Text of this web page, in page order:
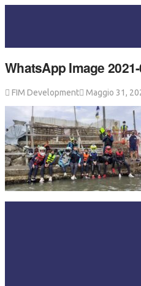
WhatsApp Image
FIM Development Maggio 31,